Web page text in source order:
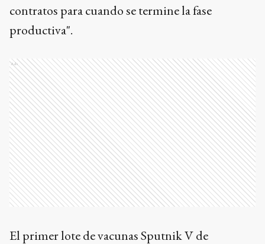
contratos para cuando se termine la fase
productiva".
Ads
El primer lote de vacunas Sputnik V de